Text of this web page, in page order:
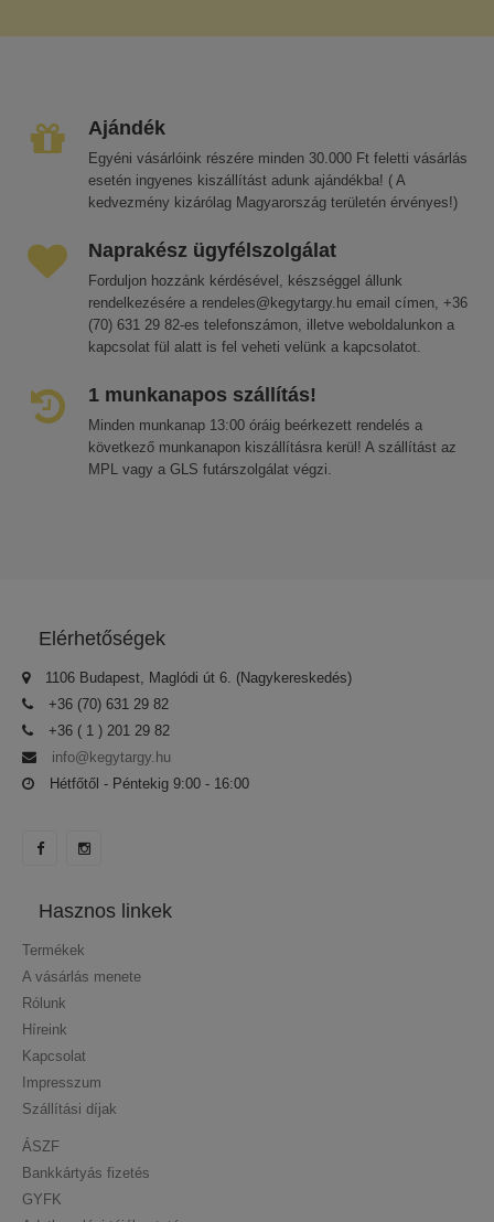
Ajándék
Egyéni vásárlóink részére minden 30.000 Ft feletti vásárlás
esetén ingyenes kiszállítást adunk ajándékba! ( A
kedvezmény kizárólag Magyarország területén érvényes!)
Naprakész ügyfélszolgálat
Forduljon hozzánk kérdésével, készséggel állunk
rendelkezésére a rendeles@kegytargy.hu email címen, +36
(70) 631 29 82-es telefonszámon, illetve weboldalunkon a
kapcsolat fül alatt is fel veheti velünk a kapcsolatot.
1 munkanapos szállítás!
Minden munkanap 13:00 óráig beérkezett rendelés a
következő munkanapon kiszállításra kerül! A szállítást az
MPL vagy a GLS futárszolgálat végzi.
Elérhetőségek
1106 Budapest, Maglódi út 6. (Nagykereskedés)
+36 (70) 631 29 82
+36 ( 1 ) 201 29 82
info@kegytargy.hu
Hétfőtől - Péntekig 9:00 - 16:00
Hasznos linkek
Termékek
A vásárlás menete
Rólunk
Híreink
Kapcsolat
Impresszum
Szállítási díjak
ÁSZF
Bankkártyás fizetés
GYFK